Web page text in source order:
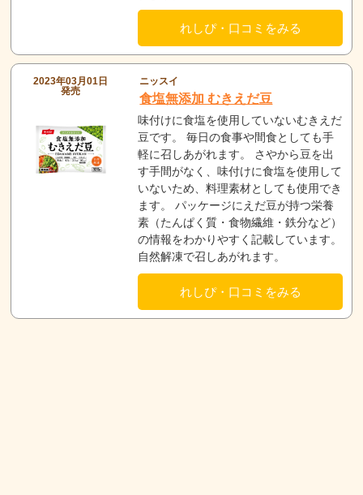
れしぴ・口コミをみる
2023年03月01日
発売
ニッスイ
食塩無添加 むきえだ豆
味付けに食塩を使用していないむきえだ
豆です。 毎日の食事や間食としても手
軽に召しあがれます。 さやから豆を出
す手間がなく、味付けに食塩を使用して
いないため、料理素材としても使用でき
ます。 パッケージにえだ豆が持つ栄養
素（たんぱく質・食物繊維・鉄分など）
の情報をわかりやすく記載しています。
自然解凍で召しあがれます。
れしぴ・口コミをみる